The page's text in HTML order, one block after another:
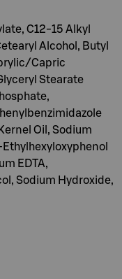
C12-15 Alkyl
Alcohol, Butyl
Capric
Stearate
Oil, Sodium
EDTA,
Sodium Hydroxide,